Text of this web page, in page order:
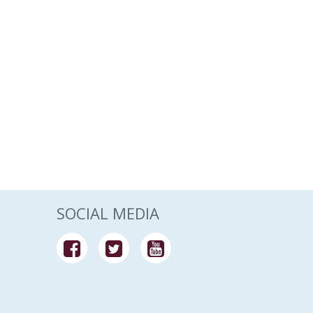
SOCIAL MEDIA